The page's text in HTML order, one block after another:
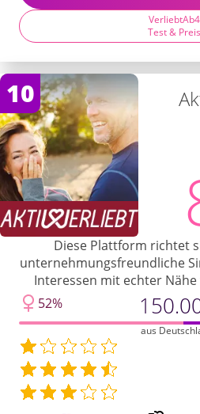
Test &
10
Diese Plattform richtet
unternehmungsfreundliche
Interessen mit echter
52%
aus